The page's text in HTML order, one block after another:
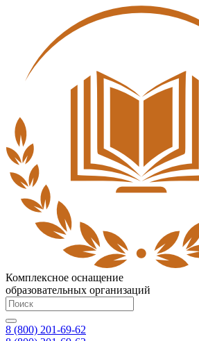
Комплексное оснащение
образовательных организаций
8 (800) 201-69-62